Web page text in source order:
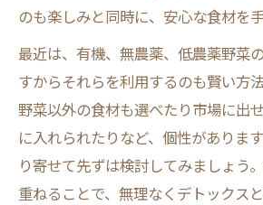
のも楽しみと同時に、安心な食材を
最近は、有機、無農薬、低農薬野菜
すからそれらを利用するのも賢い方
野菜以外の食材も選べたり市場に出
に入れられたりなど、個性がありま
り寄せて先ずは検討してみましょう
重ねることで、無理なくデトックス